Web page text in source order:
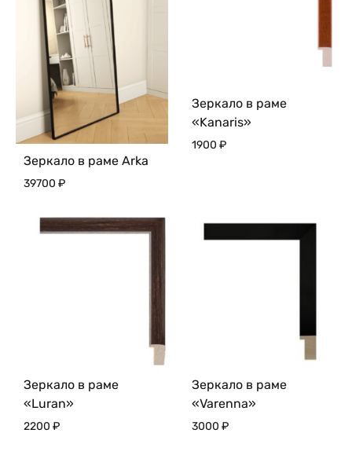
Зеркало в раме Arka
39700 ₽
Зеркало в раме
«Kanaris»
1900 ₽
Зеркало в раме
«Luran»
2200 ₽
Зеркало в раме
«Varenna»
3000 ₽